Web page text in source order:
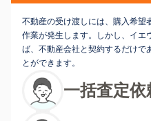
不動産の受け渡しには、購入希望
作業が発生します。しかし、イエ
ば、不動産会社と契約するだけで
とができます。
一括査定依